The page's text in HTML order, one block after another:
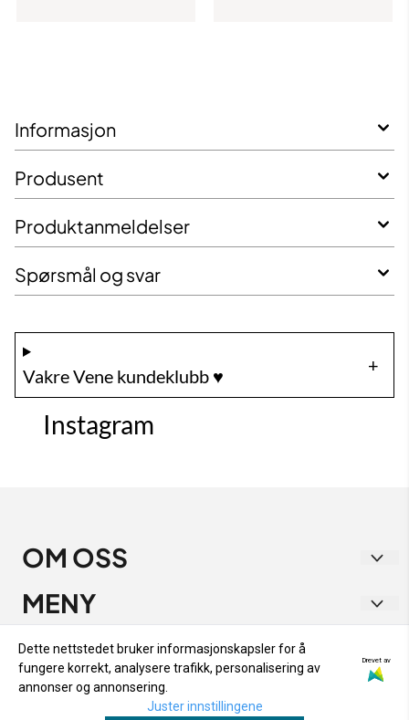
Informasjon
Produsent
Produktanmeldelser
Spørsmål og svar
Vakre Vene kundeklubb ♥️
Instagram
OM OSS
Vakre Vene
Strandgata 1
Org. nr. 933 282 538
MENY
PERSONVERN
INFO
RETUR OG BYTTE
NYHETSBREV
Dette nettstedet bruker informasjonskapsler for å
fungere korrekt, analysere trafikk, personalisering av
annonser og annonsering.
Drevet av
Juster innstillingene